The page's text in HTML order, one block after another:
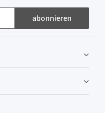
abonnieren